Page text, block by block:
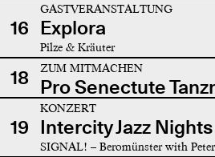
16
GASTVERANSTALTUNG
Explora
Pilze & Kräuter
18 ZUM MITMACHEN
Pro Senectute
19
KONZERT
Intercity Jazz Nights
SIGNAL! – Beromünster with